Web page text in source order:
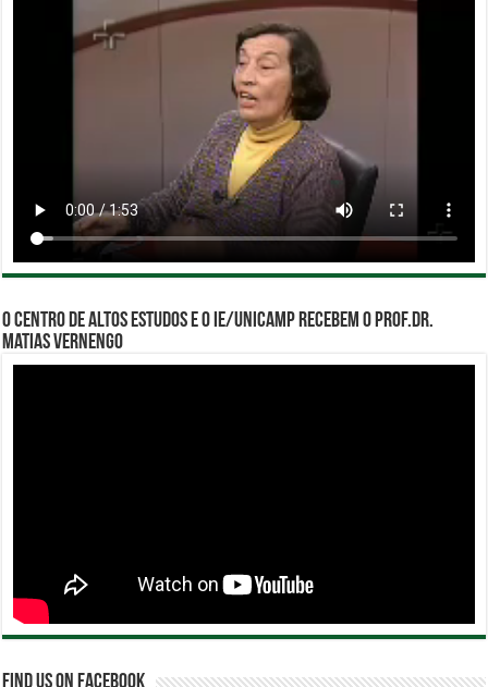
O Centro de Altos Estudos e o IE/Unicamp recebem o Prof.Dr.
Matias Vernengo
Find us on Facebook